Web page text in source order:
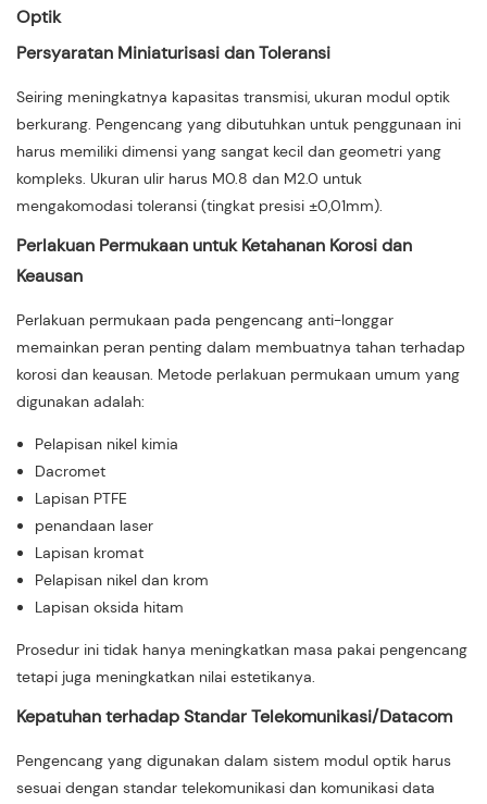
Optik
Persyaratan Miniaturisasi dan Toleransi
Seiring meningkatnya kapasitas transmisi, ukuran modul optik
berkurang. Pengencang yang dibutuhkan untuk penggunaan ini
harus memiliki dimensi yang sangat kecil dan geometri yang
kompleks. Ukuran ulir harus M0.8 dan M2.0 untuk
mengakomodasi toleransi (tingkat presisi ±0,01mm).
Perlakuan Permukaan untuk Ketahanan Korosi dan
Keausan
Perlakuan permukaan pada pengencang anti-longgar
memainkan peran penting dalam membuatnya tahan terhadap
korosi dan keausan. Metode perlakuan permukaan umum yang
digunakan adalah:
Pelapisan nikel kimia
Dacromet
Lapisan PTFE
penandaan laser
Lapisan kromat
Pelapisan nikel dan krom
Lapisan oksida hitam
Prosedur ini tidak hanya meningkatkan masa pakai pengencang
tetapi juga meningkatkan nilai estetikanya.
Kepatuhan terhadap Standar Telekomunikasi/Datacom
Pengencang yang digunakan dalam sistem modul optik harus
sesuai dengan standar telekomunikasi dan komunikasi data